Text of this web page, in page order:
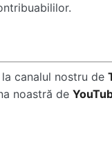
canalul nostru de
noastră de